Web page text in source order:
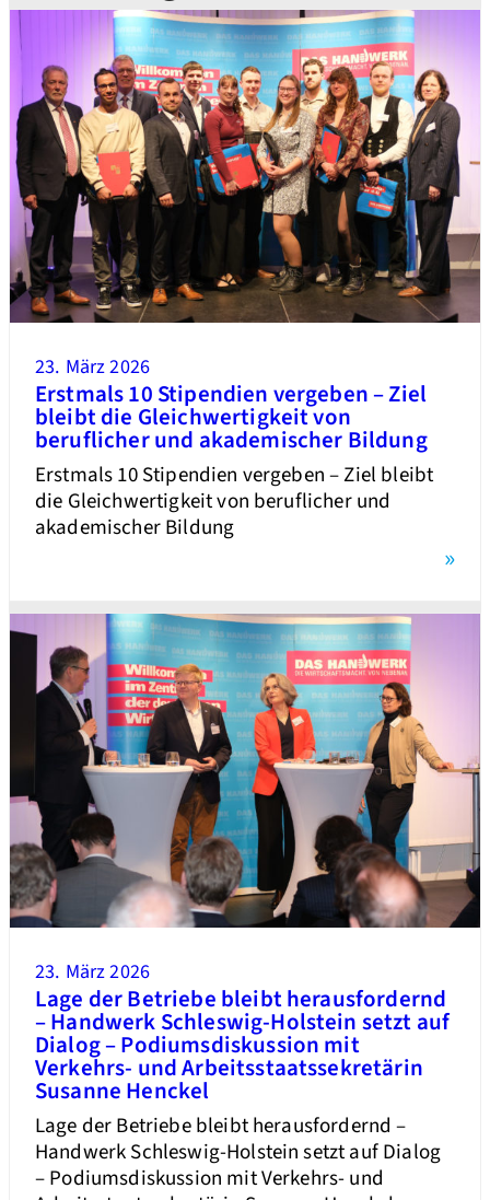
23. März 2026
Erstmals 10 Stipendien vergeben – Ziel
bleibt die Gleichwertigkeit von
beruflicher und akademischer Bildung
Erstmals 10 Stipendien vergeben – Ziel bleibt
die Gleichwertigkeit von beruflicher und
akademischer Bildung
»
23. März 2026
Lage der Betriebe bleibt herausfordernd
– Handwerk Schleswig-Holstein setzt auf
Dialog – Podiumsdiskussion mit
Verkehrs- und Arbeitsstaatssekretärin
Susanne Henckel
Lage der Betriebe bleibt herausfordernd –
Handwerk Schleswig-Holstein setzt auf Dialog
– Podiumsdiskussion mit Verkehrs- und